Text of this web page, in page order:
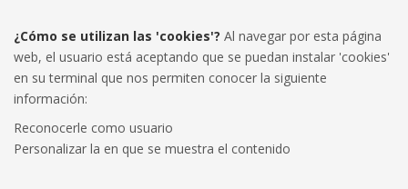
¿Cómo se utilizan las 'cookies'? Al navegar por esta página
web, el usuario está aceptando que se puedan instalar 'cookies'
en su terminal que nos permiten conocer la siguiente
información:
Reconocerle como usuario
Personalizar la en que se muestra el contenido